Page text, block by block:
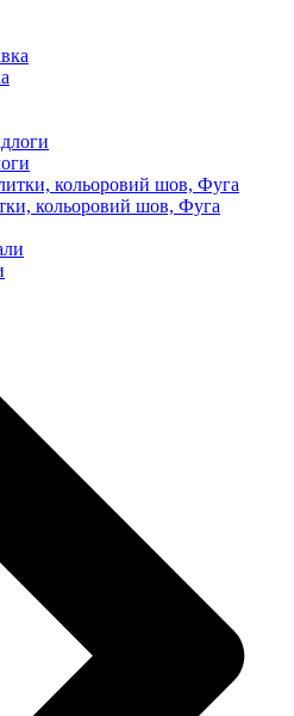
кольоровий шов, Фуга